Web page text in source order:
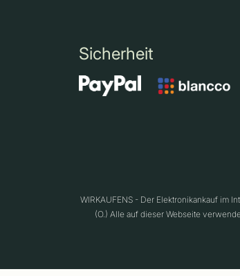
Sicherheit
WIRKAUFENS - Der Elektronikankauf im
(O.) Alle auf dieser Webseite